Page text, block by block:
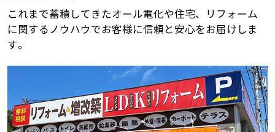
これまで蓄積してきたオール電化や住宅、リフォーム
に関するノウハウでお客様に信頼と安心をお届けしま
す。